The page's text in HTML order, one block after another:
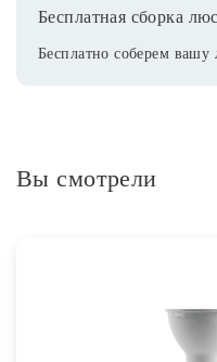
Бесплатная сборка
Бесплатно соберем
Вы смотрели